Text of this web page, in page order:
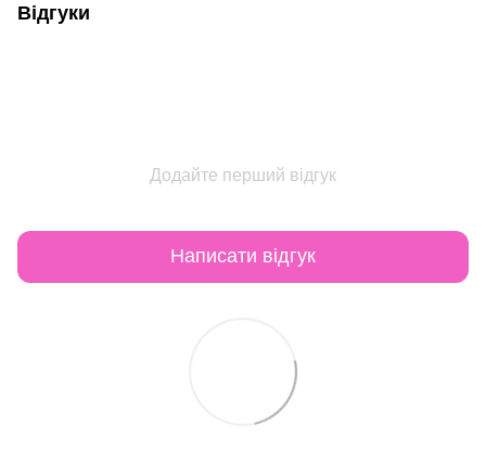
Відгуки
Додайте перший відгук
Написати відгук